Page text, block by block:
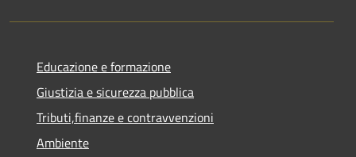
Educazione e formazione
Giustizia e sicurezza pubblica
Tributi,finanze e contravvenzioni
Ambiente